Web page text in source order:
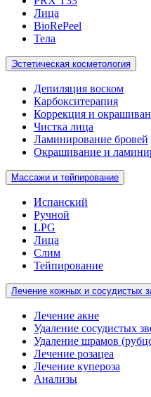
Лица
BioRePeel
Тела
Эстетическая косметология
Депиляция воском
Карбокситерапия
Коррекция и
Чистка лица
Ламинирование бровей
Окрашивание и
Массажи и тейпирование
Испанский
Ручной
LPG
Лица
Слим
Тейпирование
Лечение кожных и сосудистых
Лечение акне
Удаление сосудистых
Удаление шрамов
Лечение розацеа
Лечение купероза
Анализы